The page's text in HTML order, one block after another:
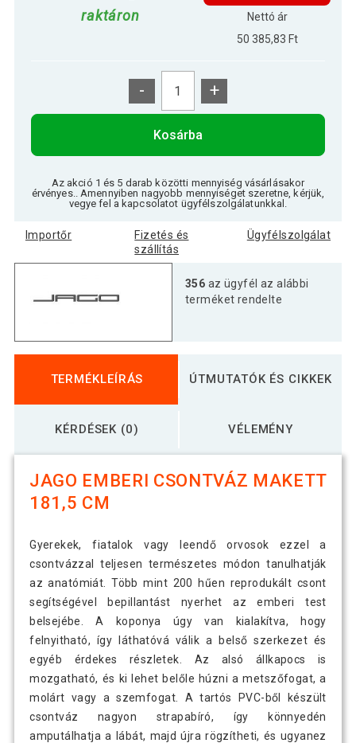
raktáron
Nettó ár
50 385,83 Ft
- +
Kosárba
Az akció 1 és 5 darab közötti mennyiség vásárlásakor
érvényes.. Amennyiben nagyobb mennyiséget szeretne, kérjük,
vegye fel a kapcsolatot ügyfélszolgálatunkkal.
Importőr
Fizetés és
szállítás
Ügyfélszolgálat
356 az ügyfél az alábbi
terméket rendelte
TERMÉKLEÍRÁS ÚTMUTATÓK ÉS CIKKEK
KÉRDÉSEK (0) VÉLEMÉNY
JAGO EMBERI CSONTVÁZ MAKETT
181,5 CM
Gyerekek, fiatalok vagy leendő orvosok ezzel a
csontvázzal teljesen természetes módon tanulhatják
az anatómiát. Több mint 200 hűen reprodukált csont
segítségével bepillantást nyerhet az emberi test
belsejébe. A koponya úgy van kialakítva, hogy
felnyitható, így láthatóvá válik a belső szerkezet és
egyéb érdekes részletek. Az alsó állkapocs is
mozgatható, és ki lehet belőle húzni a metszőfogat, a
molárt vagy a szemfogat. A tartós PVC-ből készült
csontváz nagyon strapabíró, így könnyedén
amputálhatja a lábát, majd újra rögzítheti, és ugyanez